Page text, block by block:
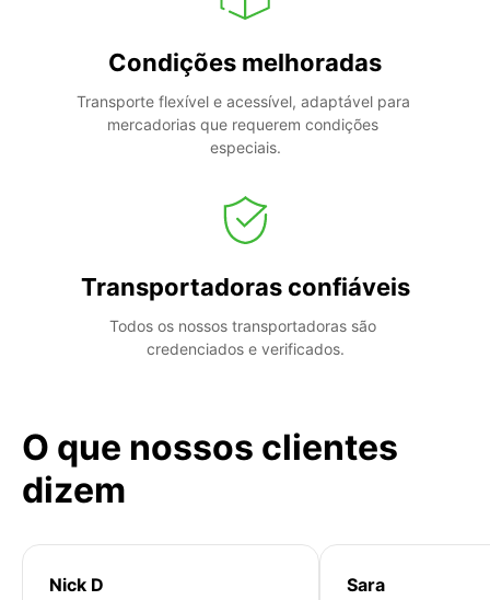
Condições melhoradas
Transporte flexível e acessível, adaptável para
mercadorias que requerem condições
especiais.
Transportadoras confiáveis
Todos os nossos transportadoras são
credenciados e verificados.
O que nossos clientes
dizem
Nick D Sara